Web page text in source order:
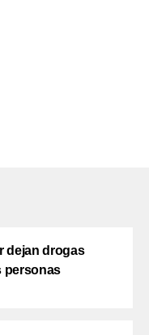
dejan drogas
personas